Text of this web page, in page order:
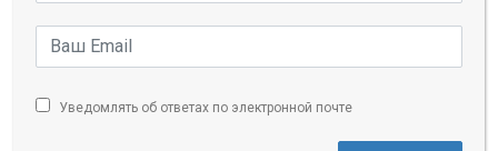
Уведомлять об ответах по электронной почте